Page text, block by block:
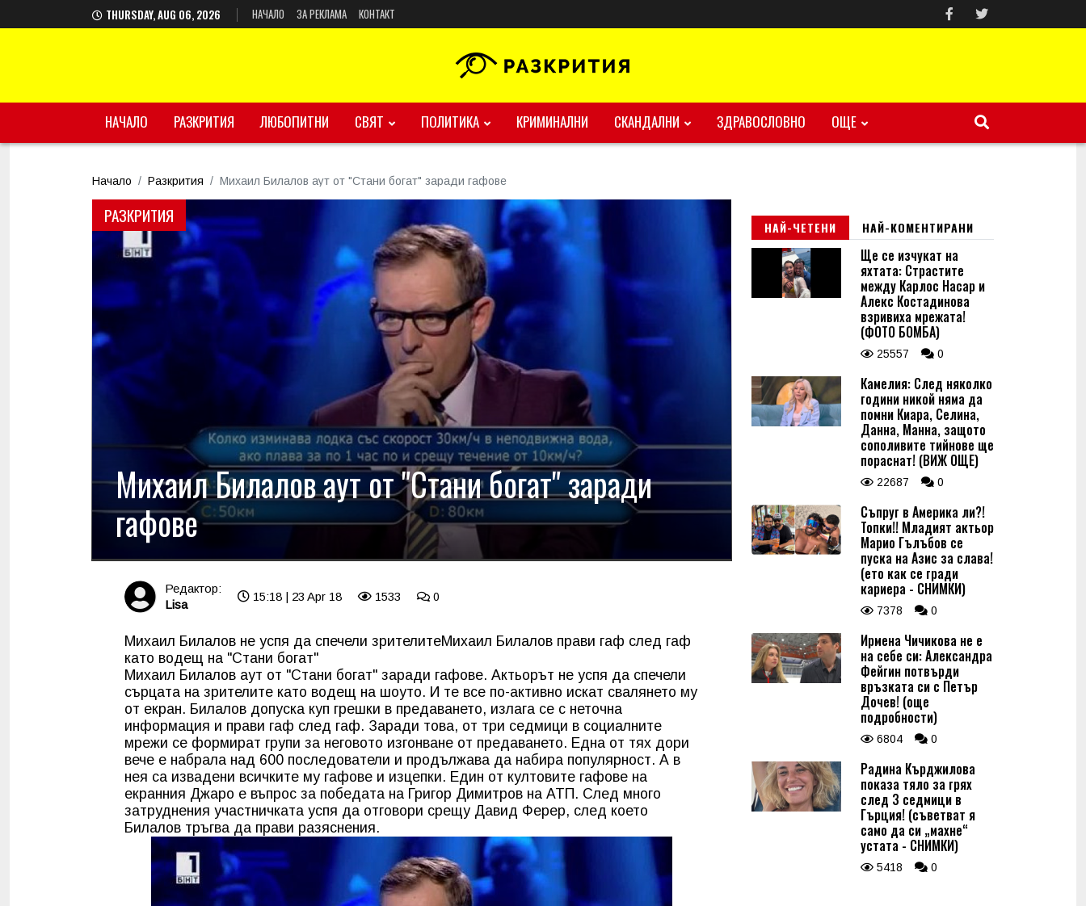
THURSDAY, AUG 06, 2026 НАЧАЛО ЗА РЕКЛАМА КОНТАКТ
НАЧАЛО РАЗКРИТИЯ ЛЮБОПИТНИ СВЯТ ПОЛИТИКА КРИМИНАЛНИ СКАНДАЛНИ ЗДРАВОСЛОВНО ОЩЕ
Начало Разкрития Михаил Билалов аут от "Стани богат" заради гафове
РАЗКРИТИЯ
Михаил Билалов аут от "Стани богат" заради
гафове
Редактор:
Lisa
15:18 | 23 Apr 18 1533 0
Михаил Билалов не успя да спечели зрителитеМихаил Билалов прави гаф след гаф
като водещ на "Стани богат"
Михаил Билалов аут от "Стани богат" заради гафове. Актьорът не успя да спечели
сърцата на зрителите като водещ на шоуто. И те все по-активно искат свалянето му
от екран. Билалов допуска куп грешки в предаването, излага се с неточна
информация и прави гаф след гаф. Заради това, от три седмици в социалните
мрежи се формират групи за неговото изгонване от предаването. Една от тях дори
вече е набрала над 600 последователи и продължава да набира популярност. А в
нея са извадени всичките му гафове и изцепки. Един от култовите гафове на
екранния Джаро е въпрос за победата на Григор Димитров на АТП. След много
затруднения участничката успя да отговори срещу Давид Ферер, след което
Билалов тръгва да прави разяснения.
НАЙ-ЧЕТЕНИ НАЙ-КОМЕНТИРАНИ
Ще се изчукат на
яхтата: Страстите
между Карлос Насар и
Алекс Костадинова
взривиха мрежата!
(ФОТО БОМБА)
25557 0
Камелия: След няколко
години никой няма да
помни Киара, Селина,
Данна, Манна, защото
сополивите тийнове ще
пораснат! (ВИЖ ОЩЕ)
22687 0
Съпруг в Америка ли?!
Топки!! Младият актьор
Марио Гълъбов се
пуска на Азис за слава!
(ето как се гради
кариера - СНИМКИ)
7378 0
Ирмена Чичикова не е
на себе си: Александра
Фейгин потвърди
връзката си с Петър
Дочев! (още
подробности)
6804 0
Радина Кърджилова
показа тяло за грях
след 3 седмици в
Гърция! (съветват я
само да си „махне“
устата - СНИМКИ)
5418 0